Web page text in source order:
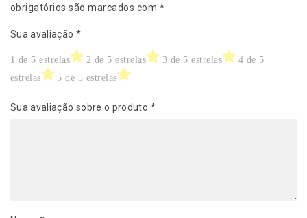
obrigatórios são marcados com *
Sua avaliação *
1 de 5 estrelas 2 de 5 estrelas 3 de 5 estrelas
4 de 5
estrelas
5 de 5 estrelas
Sua avaliação sobre o produto *